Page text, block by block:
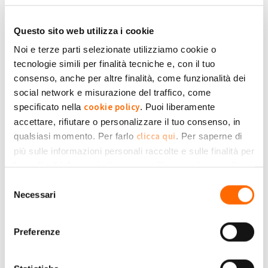
Questo sito web utilizza i cookie
Noi e terze parti selezionate utilizziamo cookie o
tecnologie simili per finalità tecniche e, con il tuo
consenso, anche per altre finalità, come funzionalità dei
social network e misurazione del traffico, come
specificato nella cookie policy. Puoi liberamente
accettare, rifiutare o personalizzare il tuo consenso, in
qualsiasi momento. Per farlo clicca qui. Per saperne di
più sulle informazioni personali raccolte e sulle finalità per
le quali tali informazioni saranno utilizzate, si prega di
delNecessari
Preferenze
+1
Torna Su Accedioregistrati
Lun, 03/07/2023 - 13:14 (Reply to #10)
claudiosedda198...
730 e dichiarare le eccedenze
il Caf mi ha detto che senza il cu da parte del GSE non
possono essere inseriti i bonifici ricevuti, ho contattato il gse e
mi hanno detto che loro non rilasciano cu, cosa devo fare?